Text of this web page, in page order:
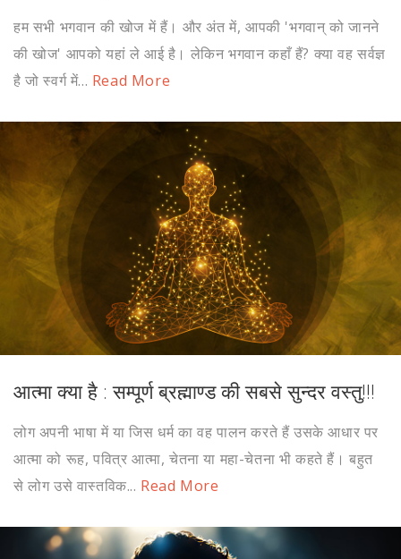
हम सभी भगवान की खोज में हैं। और अंत में, आपकी 'भगवान् को जानने
की खोज' आपको यहां ले आई है। लेकिन भगवान कहाँ हैं? क्या वह सर्वज्ञ
है जो स्वर्ग में... Read More
आत्मा क्या है : सम्पूर्ण ब्रह्माण्ड की सबसे सुन्दर वस्तु!!!
लोग अपनी भाषा में या जिस धर्म का वह पालन करते हैं उसके आधार पर
आत्मा को रूह, पवित्र आत्मा, चेतना या महा-चेतना भी कहते हैं। बहुत
से लोग उसे वास्तविक... Read More